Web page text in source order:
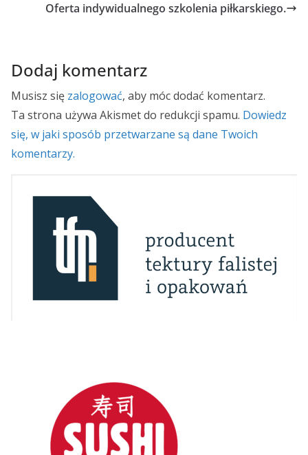
Oferta indywidualnego szkolenia piłkarskiego.
Dodaj komentarz
Musisz się zalogować, aby móc dodać komentarz.
Ta strona używa Akismet do redukcji spamu. Dowiedz
się, w jaki sposób przetwarzane są dane Twoich
komentarzy.